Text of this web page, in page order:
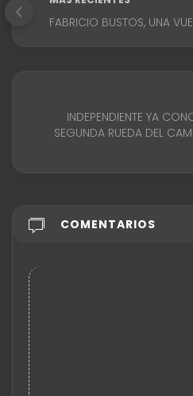
FABRICIO BUSTOS, UNA
INDEPENDIENTE YA
SEGUNDA RUEDA DEL
COMENTARIOS